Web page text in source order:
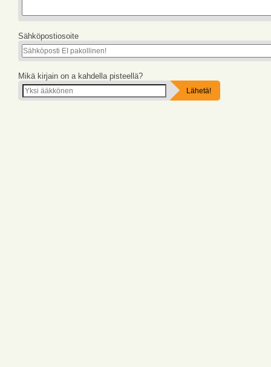
Sähköpostiosoite
Mikä kirjain on a kahdella pisteellä?